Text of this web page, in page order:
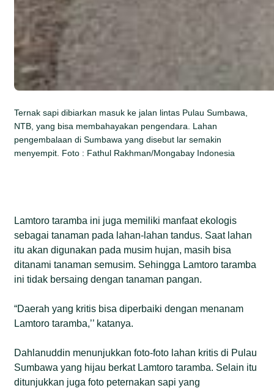
Ternak sapi dibiarkan masuk ke jalan lintas Pulau Sumbawa,
NTB, yang bisa membahayakan pengendara. Lahan
pengembalaan di Sumbawa yang disebut lar semakin
menyempit. Foto : Fathul Rakhman/Mongabay Indonesia
Lamtoro taramba ini juga memiliki manfaat ekologis
sebagai tanaman pada lahan-lahan tandus. Saat lahan
itu akan digunakan pada musim hujan, masih bisa
ditanami tanaman semusim. Sehingga Lamtoro taramba
ini tidak bersaing dengan tanaman pangan.
“Daerah yang kritis bisa diperbaiki dengan menanam
Lamtoro taramba,’’ katanya.
Dahlanuddin menunjukkan foto-foto lahan kritis di Pulau
Sumbawa yang hijau berkat Lamtoro taramba. Selain itu
ditunjukkan juga foto peternakan sapi yang